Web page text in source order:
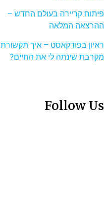
פיתוח קריירה בעולם החדש –
ההרצאה המלאה
ראיון בפודקאסט – איך תקשורת
מקרבת שינתה לי את החיים?
Follow Us